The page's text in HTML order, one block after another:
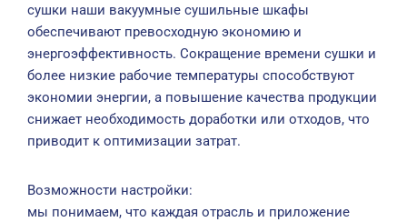
сушки наши вакуумные сушильные шкафы
обеспечивают превосходную экономию и
энергоэффективность. Сокращение времени сушки и
более низкие рабочие температуры способствуют
экономии энергии, а повышение качества продукции
снижает необходимость доработки или отходов, что
приводит к оптимизации затрат.
Возможности настройки:
мы понимаем, что каждая отрасль и приложение